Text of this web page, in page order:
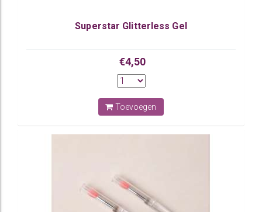
Superstar Glitterless Gel
€4,50
Toevoegen